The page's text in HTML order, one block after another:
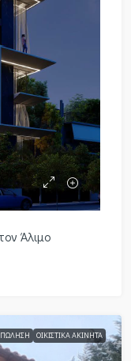
Άλιμο
ΟΙΚΙΣΤΙΚΆ ΑΚΊΝΗΤΑ